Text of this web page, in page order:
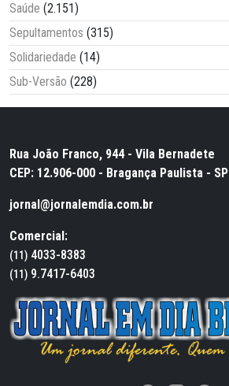
Saúde (2.151)
Sepultamentos (315)
Solidariedade (14)
Sub-Versão (228)
Rua João Franco, 944 - Vila Bernadete
CEP: 12.906-000 - Bragança Paulista - SP
jornal@jornalemdia.com.br
Comercial:
(11) 4033-8383
(11) 9.7417-6403